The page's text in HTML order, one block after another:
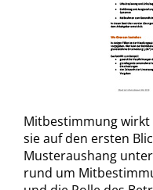
Mitbestimmung wirkt
sie auf den ersten
Musteraushang
rund um